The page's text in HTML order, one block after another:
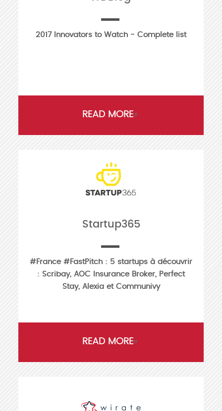
2017 Innovators to Watch - Complete list
READ MORE
Startup365
#France #FastPitch : 5 startups à découvrir
: Scribay, AOC Insurance Broker, Perfect
Stay, Alexia et Communivy
READ MORE